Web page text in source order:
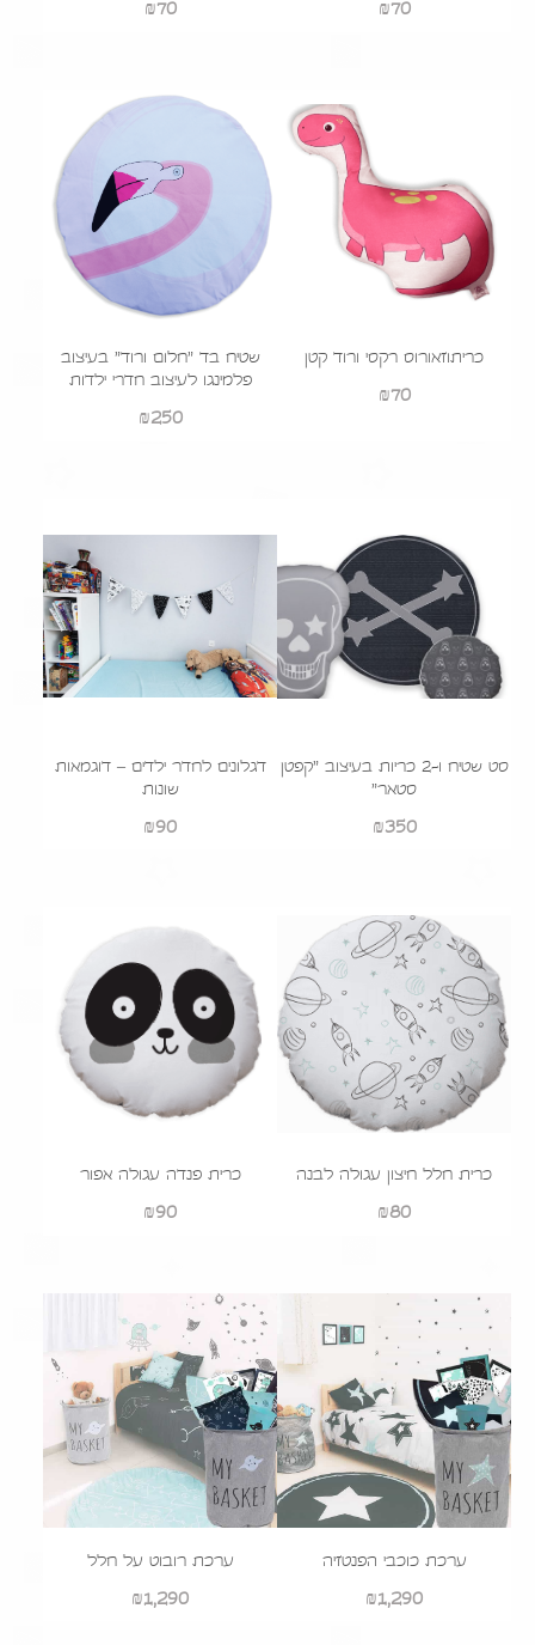
₪70
₪70
כריתוזאורוס רקסי ורוד קטן
₪70
שטיח בד "חלום ורוד" בעיצוב
פלמינגו לעיצוב חדרי ילדות
₪250
סט שטיח ו-2 כריות בעיצוב "קפטן
סטאר"
₪350
דגלונים לחדר ילדים – דוגמאות
שונות
₪90
כרית חלל חיצון עגולה לבנה
₪80
כרית פנדה עגולה אפור
₪90
ערכת כוכבי הפנטזיה
₪1,290
ערכת רובוט על חלל
₪1,290